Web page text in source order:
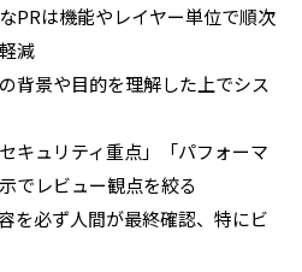
PRは機能やレイヤー単位で順次
減
背景や目的を理解した上でシス
セキュリティ重点」「パフォーマ
でレビュー観点を絞る
を必ず人間が最終確認、特にビ